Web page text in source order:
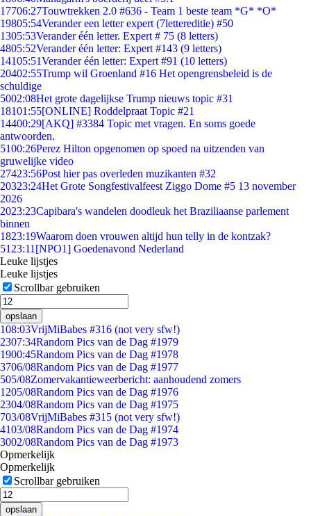
17706:27Touwtrekken 2.0 #636 - Team 1 beste team *G* *O*
19805:54Verander een letter expert (7lettereditie) #50
1305:53Verander één letter. Expert # 75 (8 letters)
4805:52Verander één letter: Expert #143 (9 letters)
14105:51Verander één letter: Expert #91 (10 letters)
20402:55Trump wil Groenland #16 Het opengrensbeleid is de
schuldige
5002:08Het grote dagelijkse Trump nieuws topic #31
18101:55[ONLINE] Roddelpraat Topic #21
14400:29[AKQ] #3384 Topic met vragen. En soms goede
antwoorden.
5100:26Perez Hilton opgenomen op spoed na uitzenden van
gruwelijke video
27423:56Post hier pas overleden muzikanten #32
20323:24Het Grote Songfestivalfeest Ziggo Dome #5 13 november
2026
2023:23Capibara's wandelen doodleuk het Braziliaanse parlement
binnen
1823:19Waarom doen vrouwen altijd hun telly in de kontzak?
51 23:11 [NPO1] Goedenavond Nederland
Leuke lijstjes
Leuke lijstjes
Scrollbar gebruiken
opslaan
108:03VrijMiBabes #316 (not very sfw!)
2307:34Random Pics van de Dag #1979
1900:45Random Pics van de Dag #1978
3706/08Random Pics van de Dag #1977
505/08Zomervakantieweerbericht: aanhoudend zomers
1205/08Random Pics van de Dag #1976
2304/08Random Pics van de Dag #1975
703/08VrijMiBabes #315 (not very sfw!)
4103/08Random Pics van de Dag #1974
3002/08Random Pics van de Dag #1973
Opmerkelijk
Opmerkelijk
Scrollbar gebruiken
opslaan